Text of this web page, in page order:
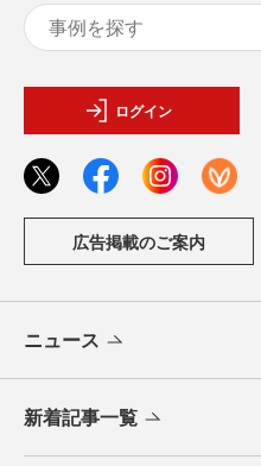
ログイン
広告掲載のご案内
ニュース
新着記事一覧